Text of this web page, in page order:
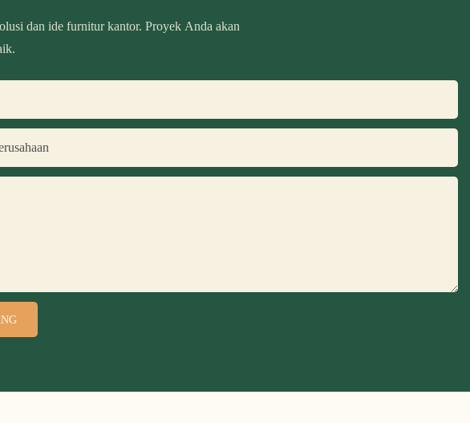
dan ide furnitur kantor. Proyek Anda akan